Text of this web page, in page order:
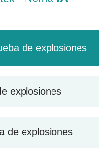
de explosiones
explosiones
de explosiones